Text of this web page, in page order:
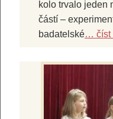
kolo trvalo jeden
částí –
badatelské… číst